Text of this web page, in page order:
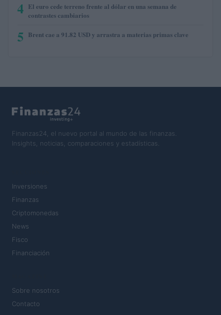
4 El euro cede terreno frente al dólar en una semana de
contrastes cambiarios
5 Brent cae a 91.82 USD y arrastra a materias primas clave
Finanzas24, el nuevo portal al mundo de las finanzas.
Insights, noticias, comparaciones y estadísticas.
Inversiones
Finanzas
Criptomonedas
News
Fisco
Financiación
Sobre nosotros
Contacto